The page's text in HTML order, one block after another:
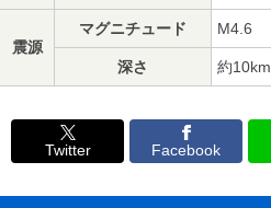
震源
マグニチュード M4.6
深さ 約10km
Twitter Facebook